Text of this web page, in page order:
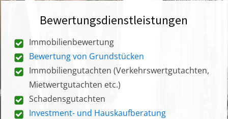
Bewertungsdienstleistungen
Immobilienbewertung
Bewertung von Grundstücken
Immobiliengutachten (Verkehrswertgutachten,
Mietwertgutachten etc.)
Schadensgutachten
Investment- und Hauskaufberatung